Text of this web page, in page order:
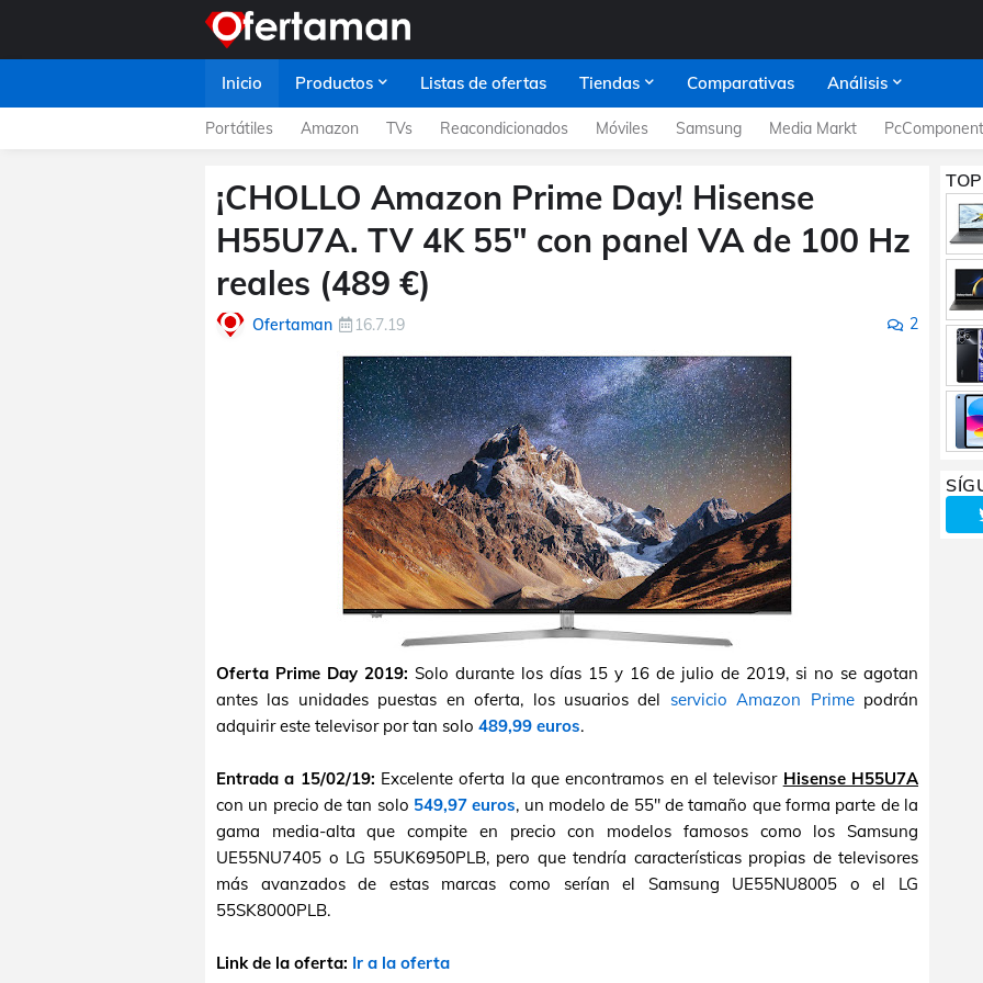
Inicio Productos Listas de ofertas Tiendas Comparativas Análisis
Portátiles Amazon TVs Reacondicionados Móviles Samsung Media Markt
¡CHOLLO Amazon Prime Day! Hisense
H55U7A. TV 4K 55" con panel VA de 100 Hz
reales (489 €)
Ofertaman 16.7.19 2
Oferta Prime Day 2019: Solo durante los días 15 y 16 de julio de 2019, si no se agotan
antes las unidades puestas en oferta, los usuarios del servicio Amazon Primepodrán
adquirir este televisor por tan solo 489,99 euros.
Entrada a 15/02/19: Excelente oferta la que encontramos en el televisor Hisense H55U7A
con un precio de tan solo 549,97 euros, un modelo de 55" de tamaño que forma parte de la
gama media-alta que compite en precio con modelos famosos como los Samsung
UE55NU7405 o LG 55UK6950PLB, pero que tendría características propias de televisores
más avanzados de estas marcas como serían el Samsung UE55NU8005 o el LG
55SK8000PLB.
Link de la oferta: Ir a la oferta